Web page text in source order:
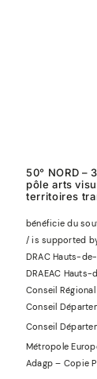
50° NORD –
pôle arts
territoires
bénéficie du
/ is supported
DRAC Hauts-
DRAEAC Hauts-
Conseil
Conseil
Conseil
Métropole
Adagp – Copie